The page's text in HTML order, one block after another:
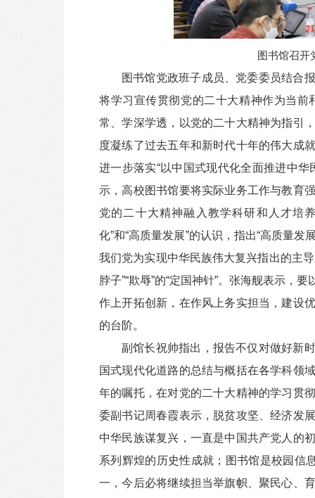
图书馆召开
图书馆党政班子成员、党委委员结合
将学习宣传贯彻党的二十大精神作为当
常、学深学透，以党的二十大精神为指引
度凝练了过去五年和新时代十年的伟大成
进一步落实“以中国式现代化全面推进中
示，高校图书馆要将实际业务工作与教育
党的二十大精神融入教学科研和人才培
化”和“高质量发展”的认识，指出“高质量发
我们党为实现中华民族伟大复兴指出的主
脖子”“欺辱”的“定国神针”。张海舰表示，
作上开拓创新，在作风上务实担当，建设
的台阶。
副馆长祝帅指出，报告不仅对做好新
国式现代化道路的总结与概括在各学科领
年的嘱托，在对党的二十大精神的学习贯
委副书记周春霞表示，脱贫攻坚、经济发
中华民族谋复兴，一直是中国共产党人的
系列辉煌的历史性成就；图书馆是校园信
一，今后必将继续担当举旗帜、聚民心、